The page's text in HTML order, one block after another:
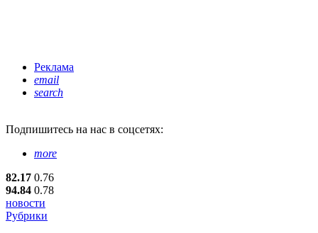
Реклама
email
search
Подпишитесь на нас в соцсетях:
more
82.17 0.76
94.84 0.78
новости
Рубрики